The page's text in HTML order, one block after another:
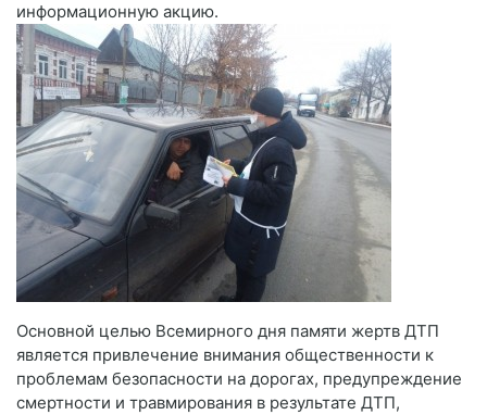
информационную акцию.
Основной целью Всемирного дня памяти жертв ДТП
является привлечение внимания общественности к
проблемам безопасности на дорогах, предупреждение
смертности и травмирования в результате ДТП,